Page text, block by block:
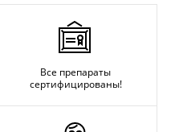
Все препараты
сертифицированы!